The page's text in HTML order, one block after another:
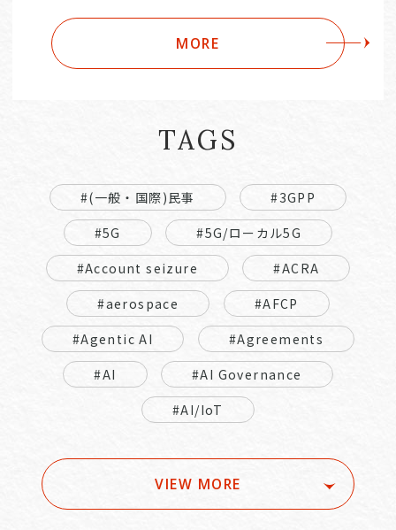
MORE
TAGS
#(一般・国際)民事
#3GPP
#5G
#5G/ローカル5G
#Account seizure
#ACRA
#aerospace
#AFCP
#Agentic AI
#Agreements
#AI
#AI Governance
#AI/IoT
VIEW MORE